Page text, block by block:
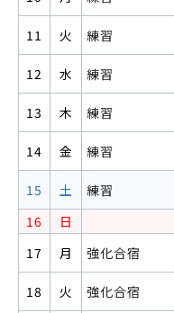
11 火 練習
12 水 練習
13 木 練習
14 金 練習
15 土 練習
16
日
17
月 強化合宿
18 火 強化合宿